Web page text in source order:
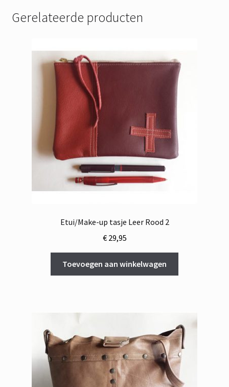
Gerelateerde producten
Etui/Make-up tasje Leer Rood 2
€29,95
Toevoegen aan winkelwagen